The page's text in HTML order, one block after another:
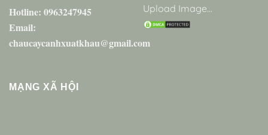
Hotline: 0963247945
Email:
chaucaycanhxuatkhau@gmail.com
Upload Image...
MẠNG XÃ HỘI